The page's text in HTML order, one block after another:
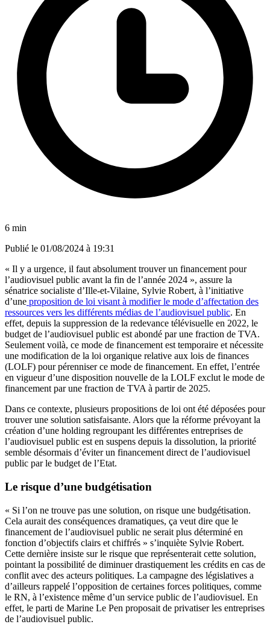
6 min
Publié le 01/08/2024 à 19:31
« Il y a urgence, il faut absolument trouver un financement pour
l’audiovisuel public avant la fin de l’année 2024 », assure la
sénatrice socialiste d’Ille-et-Vilaine, Sylvie Robert, à l’initiative
d’une proposition de loi visant à modifier le mode d’affectation des
ressources vers les différents médias de l’audiovisuel public. En
effet, depuis la suppression de la redevance télévisuelle en 2022, le
budget de l’audiovisuel public est abondé par une fraction de TVA.
Seulement voilà, ce mode de financement est temporaire et nécessite
une modification de la loi organique relative aux lois de finances
(LOLF) pour pérenniser ce mode de financement. En effet, l’entrée
en vigueur d’une disposition nouvelle de la LOLF exclut le mode de
financement par une fraction de TVA à partir de 2025.
Dans ce contexte, plusieurs propositions de loi ont été déposées pour
trouver une solution satisfaisante. Alors que la réforme prévoyant la
création d’une holding regroupant les différentes entreprises de
l’audiovisuel public est en suspens depuis la dissolution, la priorité
semble désormais d’éviter un financement direct de l’audiovisuel
public par le budget de l’Etat.
Le risque d’une budgétisation
« Si l’on ne trouve pas une solution, on risque une budgétisation.
Cela aurait des conséquences dramatiques, ça veut dire que le
financement de l’audiovisuel public ne serait plus déterminé en
fonction d’objectifs clairs et chiffrés » s’inquiète Sylvie Robert.
Cette dernière insiste sur le risque que représenterait cette solution,
pointant la possibilité de diminuer drastiquement les crédits en cas de
conflit avec des acteurs politiques. La campagne des législatives a
d’ailleurs rappelé l’opposition de certaines forces politiques, comme
le RN, à l’existence même d’un service public de l’audiovisuel. En
effet, le parti de Marine Le Pen proposait de privatiser les entreprises
de l’audiovisuel public.